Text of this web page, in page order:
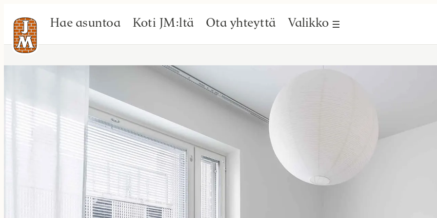
Hae asuntoa Koti JM:ltä Ota yhteyttä Valikko